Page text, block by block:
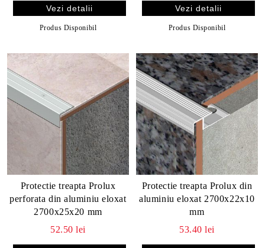
Vezi detalii
Produs Disponibil
Vezi detalii
Produs Disponibil
Protectie treapta Prolux
perforata din aluminiu eloxat
2700x25x20 mm
52.50 lei
Protectie treapta Prolux din
aluminiu eloxat 2700x22x10
mm
53.40 lei